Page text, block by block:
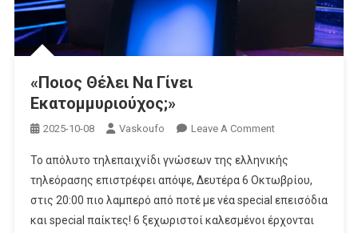
«Ποιος Θέλει Να Γίνει
Εκατομμυριούχος;»
2025-10-08 Vaskoufo Leave A CommentOn
Θέλει
Να
Γίνει
To απόλυτο τηλεπαιχνίδι γνώσεων της ελληνικής
τηλεόρασης επιστρέφει απόψε, Δευτέρα 6 Οκτωβρίου,
στις 20:00 πιο λαμπερό από ποτέ με νέα special επεισόδια
και special παίκτες! 6 ξεχωριστοί καλεσμένοι έρχονται